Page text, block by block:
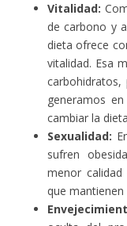
Vitalidad:
de carbono y
dieta ofrece
vitalidad. Esa
generamos
cambiar la
Sexualidad:
sufren
menor
que mantienen